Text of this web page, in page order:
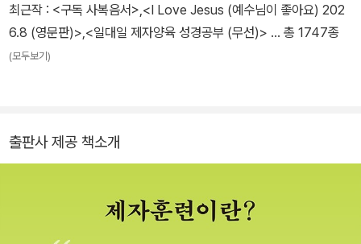
을 전하고, 그가 구원의 확신을 얻고 말씀을 토대로 균형 잡힌 신앙인
으로 성장하도록 이끄는 이 교재는 예수님께 삶의 키(key)를 맡기고
그분 중심으로 살아가는 참된 제자의 길로 안내한다.
최근작 : <구독 사복음서> <I Love Jesus (예수님이 좋아요) 202
6.8 (영문판)> <일대일 제자양육 성경공부 (무선)> … 총 1747종
(모두보기)
출판사 제공 책소개